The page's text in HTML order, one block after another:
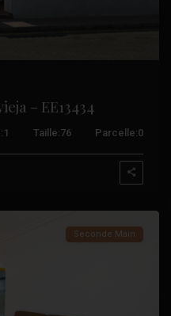
– EE13434
1 Taille:76 Parcelle:0
Seconde Main